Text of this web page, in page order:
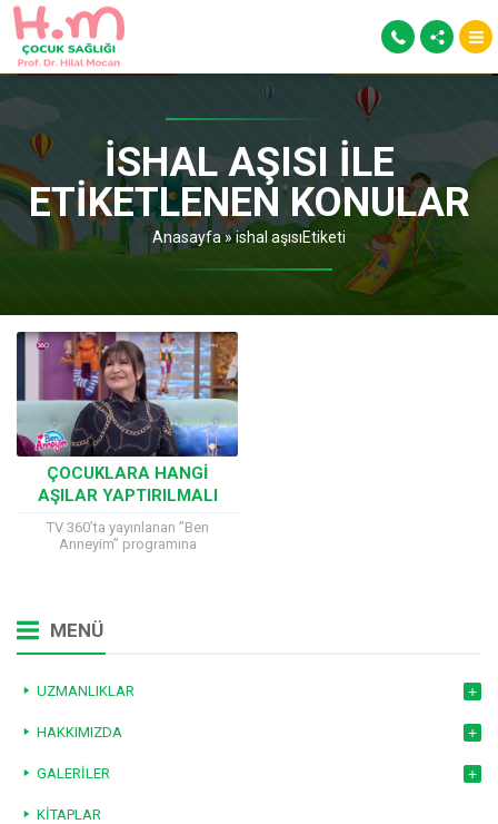
ISHAL AŞISI ILE
ETIKETLENEN KONULAR
Anasayfa»ishal aşısıEtiketi
ÇOCUKLARA HANGI
AŞILAR YAPTIRILMALI
TV 360’ta yayınlanan ”Ben
Anneyim” programına
MENÜ
UZMANLIKLAR
HAKKIMIZDA
GALERILER
KITAPLAR